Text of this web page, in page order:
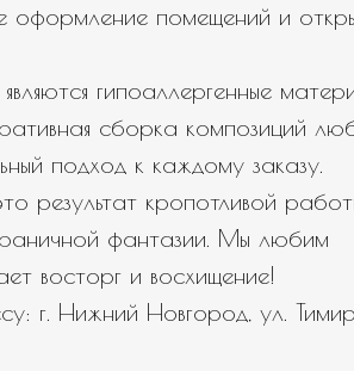
оформление помещений и
гипоаллергенные
сборка композиций
подход к каждому заказу.
результат кропотливой
фантазии. Мы любим
восторг и восхищение!
г. Нижний Новгород, ул.